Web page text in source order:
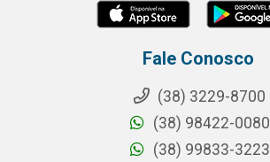
Fale Conosco
(38) 3229-8700
(38) 98422-0080
(38) 99833-3223